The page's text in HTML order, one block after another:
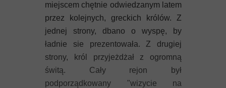
miejscem chętnie odwiedzanym latem
przez kolejnych, greckich królów. Z
jednej strony, dbano o wyspę, by
ładnie sie prezentowała. Z drugiej
strony, król przyjeżdżał z ogromną
świtą. Cały rejon był
podporządkowany "wizycie na